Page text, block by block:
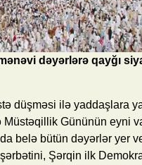
dəyərlərə qayğı
düşməsi ilə yaddaşlara
Müstəqillik Gününün eyni
belə bütün dəyərlər yer
Şərqin ilk